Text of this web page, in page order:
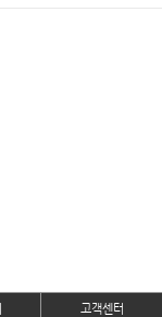
고객센터